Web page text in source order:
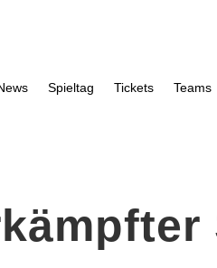
Spieltag Tickets Teams